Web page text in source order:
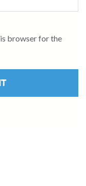
browser for the